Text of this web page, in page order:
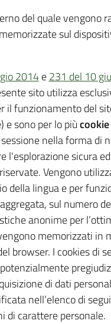
del quale vengono
sul
2014e231 del 10
sito utilizza
il funzionamento del
e sono per lo più
nella forma di
l'esplorazione sicura
Vengono
della lingua e per
sul numero
anonime per
memorizzati in
browser. I cookies di
di dati
nell’elenco di
di carattere personale.